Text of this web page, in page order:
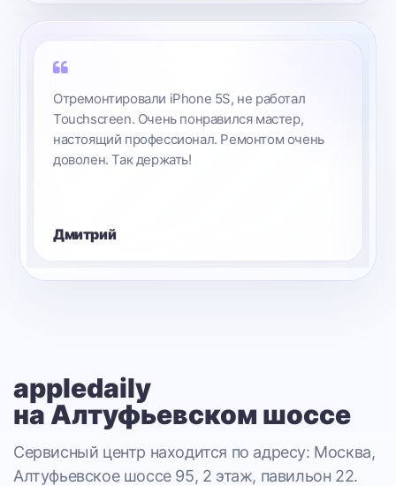
Отремонтировали iPhone 5S, не работал
Touchscreen. Очень понравился мастер,
настоящий профессионал. Ремонтом очень
доволен. Так держать!
Дмитрий
appledaily
на Алтуфьевском шоссе
Сервисный центр находится по адресу: Москва,
Алтуфьевское шоссе 95, 2 этаж, павильон 22.